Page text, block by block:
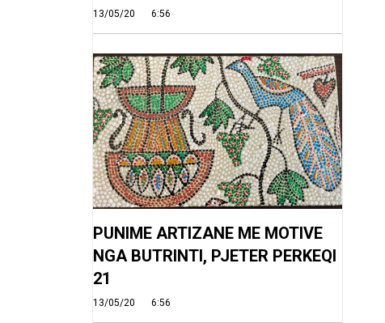
13/05/20 6:56
PUNIME ARTIZANE ME MOTIVE
NGA BUTRINTI, PJETER PERKEQI
21
13/05/20 6:56